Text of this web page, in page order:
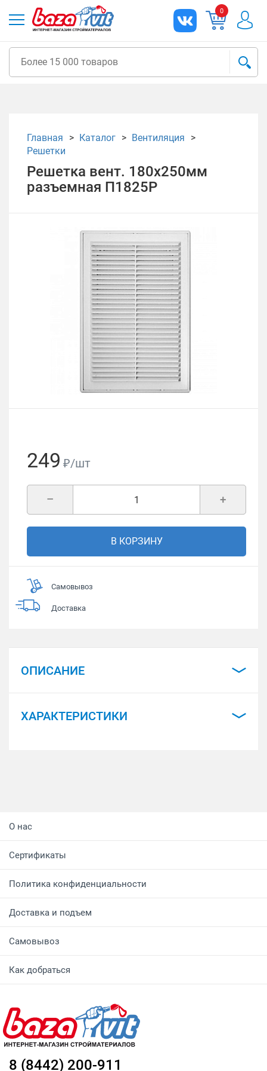
0
Главная Каталог
Вентиляция
Решетки
Решетка вент. 180х250мм
разъемная П1825Р
249 ₽/шт
+
–
В КОРЗИНУ
Самовывоз
Доставка
ОПИСАНИЕ
ХАРАКТЕРИСТИКИ
О нас
Сертификаты
Политика конфиденциальности
Доставка и подъем
Самовывоз
Как добраться
8 (8442) 200-911